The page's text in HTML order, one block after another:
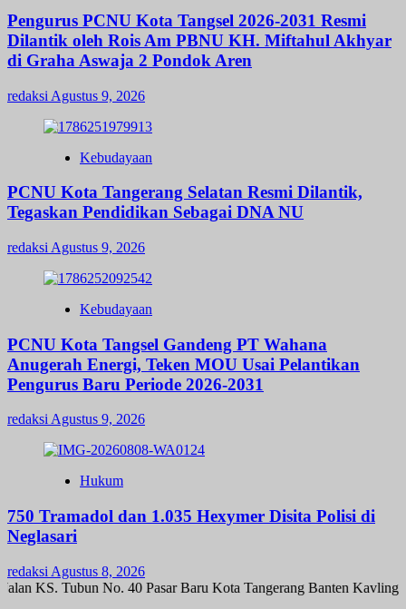
Pengurus PCNU Kota Tangsel 2026-2031 Resmi
Dilantik oleh Rois Am PBNU KH. Miftahul Akhyar
di Graha Aswaja 2 Pondok Aren
redaksi Agustus 9, 2026
Kebudayaan
PCNU Kota Tangerang Selatan Resmi Dilantik,
Tegaskan Pendidikan Sebagai DNA NU
redaksi Agustus 9, 2026
Kebudayaan
PCNU Kota Tangsel Gandeng PT Wahana
Anugerah Energi, Teken MOU Usai Pelantikan
Pengurus Baru Periode 2026-2031
redaksi Agustus 9, 2026
Hukum
750 Tramadol dan 1.035 Hexymer Disita Polisi di
Neglasari
redaksi Agustus 8, 2026
KS. Tubun No. 40 Pasar Baru Kota Tangerang Banten Kavling